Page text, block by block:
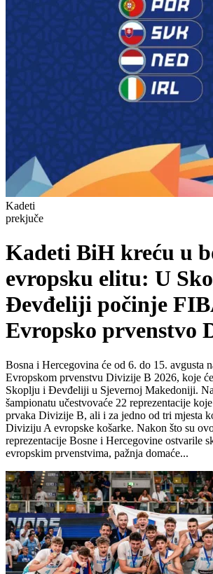
Kadeti
prekjuče
Kadeti BiH kreću u
evropsku elitu: U
Đevđeliji počinje
Evropsko prvenstvo
Bosna i Hercegovina će od 6. do 15. avgusta
Evropskom prvenstvu Divizije B 2026, koje
Skoplju i Đevđeliji u Sjevernoj Makedoniji.
šampionatu učestvovaće 22 reprezentacije
prvaka Divizije B, ali i za jedno od tri mjesta
Diviziju A evropske košarke. Nakon što su
reprezentacije Bosne i Hercegovine ostvarile
evropskim prvenstvima, pažnja domaće...